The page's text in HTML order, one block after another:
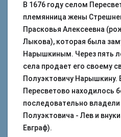
В 1676 году селом
племянница жены
Прасковья Алексеевна
Лыкова), которая была
Нарышкиным. Через пять
села продает его своему
Полуэктовичу
Пересветово находилось
последовательно
Полуэктовича - Лев и
Евграф).